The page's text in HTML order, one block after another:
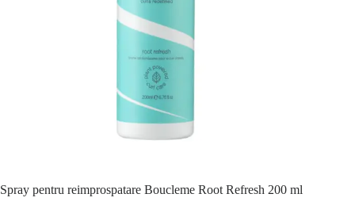
Spray pentru reimprospatare Boucleme Root Refresh 200 ml